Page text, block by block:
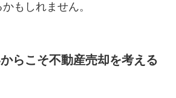
もしれません。
らこそ不動産売却を考える